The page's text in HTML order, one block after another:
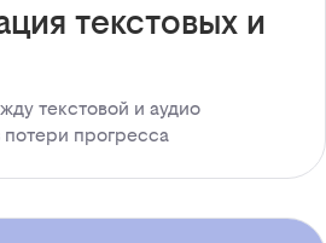
текстовых и
текстовой и аудио
прогресса